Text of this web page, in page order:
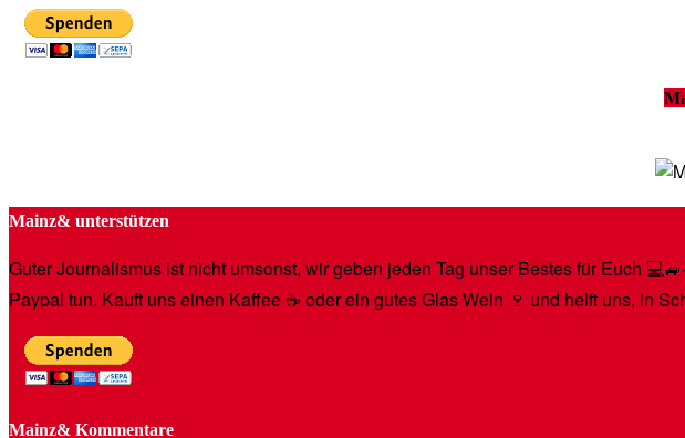
Mainz& unterstützen
Guter Journalismus ist nicht umsonst, wir geben jeden Tag unser Bestes für Euch
Paypal tun. Kauft uns einen Kaffee ☕️ oder ein gutes Glas Wein 🍷 und helft uns, in
Mainz& Kommentare